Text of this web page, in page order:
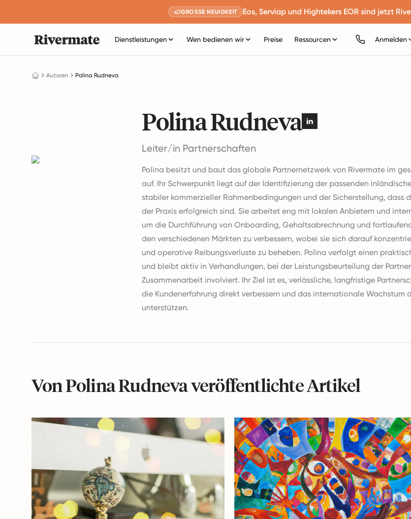
GROSSE NEUIGKEIT Eos, Serviap und Hightekers EOR sind jetzt
Dienstleistungen Wen bedienen wir Preise Ressourcen Anmelden
Autoren Polina Rudneva
Polina Rudneva
Leiter/in Partnerschaften
Polina besitzt und baut das globale Partnernetzwerk von Rivermate im
auf. Ihr Schwerpunkt liegt auf der Identifizierung der passenden
stabiler kommerzieller Rahmenbedingungen und der Sicherstellung, dass
der Praxis erfolgreich sind. Sie arbeitet eng mit lokalen Anbietern und
um die Durchführung von Onboarding, Gehaltsabrechnung und
den verschiedenen Märkten zu verbessern, wobei sie sich darauf
und operative Reibungsverluste zu beheben. Polina verfolgt einen
und bleibt aktiv in Verhandlungen, bei der Leistungsbeurteilung der
Zusammenarbeit involviert. Ihr Ziel ist es, verlässliche, langfristige
die Kundenerfahrung direkt verbessern und das internationale Wachstum
unterstützen.
Von Polina Rudneva veröffentlichte Artikel